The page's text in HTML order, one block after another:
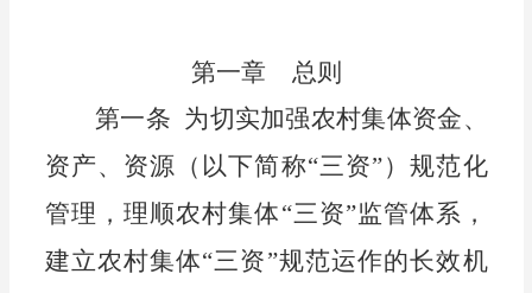
第一章
总则
第一条 为切实加强农村集体资金、
资产、资源（以下简称“三资”）规范化
管理，理顺农村集体“三资”监管体系，
建立农村集体“三资”规范运作的长效机